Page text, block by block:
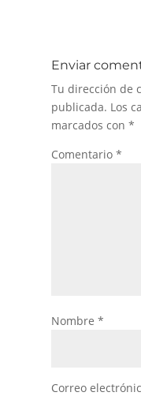
Enviar
Tu dirección de
publicada. Los
marcados con *
Comentario *
Nombre *
Correo